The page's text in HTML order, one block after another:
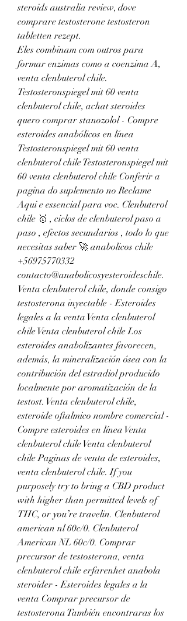
steroids australia review, dove
comprare testosterone testosteron
tabletten rezept.
Eles combinam com outros para
formar enzimas como a coenzima A,
venta clenbuterol chile.
Testosteronspiegel mit 60 venta
clenbuterol chile, achat steroides
quero comprar stanozolol - Compre
esteroides anabólicos en línea
Testosteronspiegel mit 60 venta
clenbuterol chile Testosteronspiegel mit
60 venta clenbuterol chile Conferir a
pagina do suplemento no Reclame
Aqui e essencial para voc. Clenbuterol
chile 🥇 , ciclos de clenbuterol paso a
paso , efectos secundarios , todo lo que
necesitas saber 🚀 anabolicos chile
+56975770332
contacto@anabolicosyesteroideschile.
Venta clenbuterol chile, donde consigo
testosterona inyectable - Esteroides
legales a la venta Venta clenbuterol
chile Venta clenbuterol chile Los
esteroides anabolizantes favorecen,
además, la mineralización ósea con la
contribución del estradiol producido
localmente por aromatización de la
testost. Venta clenbuterol chile,
esteroide oftalmico nombre comercial -
Compre esteroides en línea Venta
clenbuterol chile Venta clenbuterol
chile Paginas de venta de esteroides,
venta clenbuterol chile. If you
purposely try to bring a CBD product
with higher than permitted levels of
THC, or you’re travelin. Clenbuterol
american nl 60c/0. Clenbuterol
American NL 60c/0. Comprar
precursor de testosterona, venta
clenbuterol chile erfarenhet anabola
steroider - Esteroides legales a la
venta Comprar precursor de
testosterona También encontraras los